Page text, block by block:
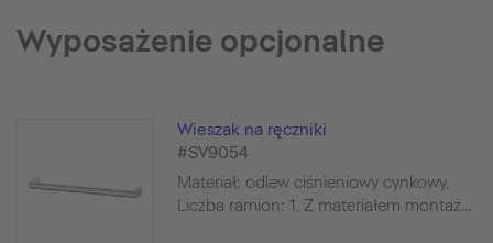
Wyposażenie opcjonalne
Wieszak na ręczniki
#SV9054
Materiał: odlew ciśnieniowy cynkowy,
Liczba ramion: 1, Z materiałem montaż...